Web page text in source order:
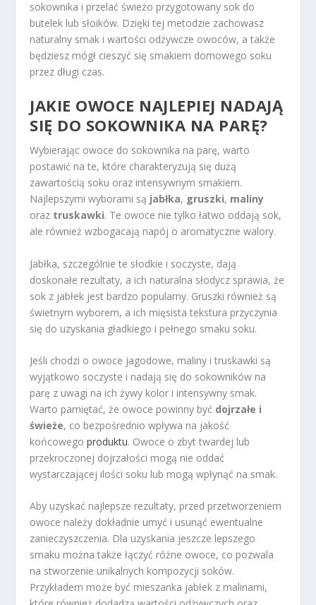
sokownika i przelać świeżo przygotowany sok do
butelek lub słoików. Dzięki tej metodzie zachowasz
naturalny smak i wartości odżywcze owoców, a także
będziesz mógł cieszyć się smakiem domowego soku
przez długi czas.
JAKIE OWOCE NAJLEPIEJ NADAJĄ
SIĘ DO SOKOWNIKA NA PARĘ?
Wybierając owoce do sokownika na parę, warto
postawić na te, które charakteryzują się dużą
zawartością soku oraz intensywnym smakiem.
Najlepszymi wyborami są jabłka, gruszki, maliny
oraz truskawki. Te owoce nie tylko łatwo oddają sok,
ale również wzbogacają napój o aromatyczne walory.
Jabłka, szczególnie te słodkie i soczyste, dają
doskonałe rezultaty, a ich naturalna słodycz sprawia, że
sok z jabłek jest bardzo popularny. Gruszki również są
świetnym wyborem, a ich mięsista tekstura przyczynia
się do uzyskania gładkiego i pełnego smaku soku.
Jeśli chodzi o owoce jagodowe, maliny i truskawki są
wyjątkowo soczyste i nadają się do sokowników na
parę z uwagi na ich żywy kolor i intensywny smak.
Warto pamiętać, że owoce powinny być dojrzałe i
świeże, co bezpośrednio wpływa na jakość
końcowegoproduktu. Owoce o zbyt twardej lub
przekroczonej dojrzałości mogą nie oddać
wystarczającej ilości soku lub mogą wpłynąć na smak.
Aby uzyskać najlepsze rezultaty, przed przetworzeniem
owoce należy dokładnie umyć i usunąć ewentualne
zanieczyszczenia. Dla uzyskania jeszcze lepszego
smaku można także łączyć różne owoce, co pozwala
na stworzenie unikalnych kompozycji soków.
Przykładem może być mieszanka jabłek z malinami,